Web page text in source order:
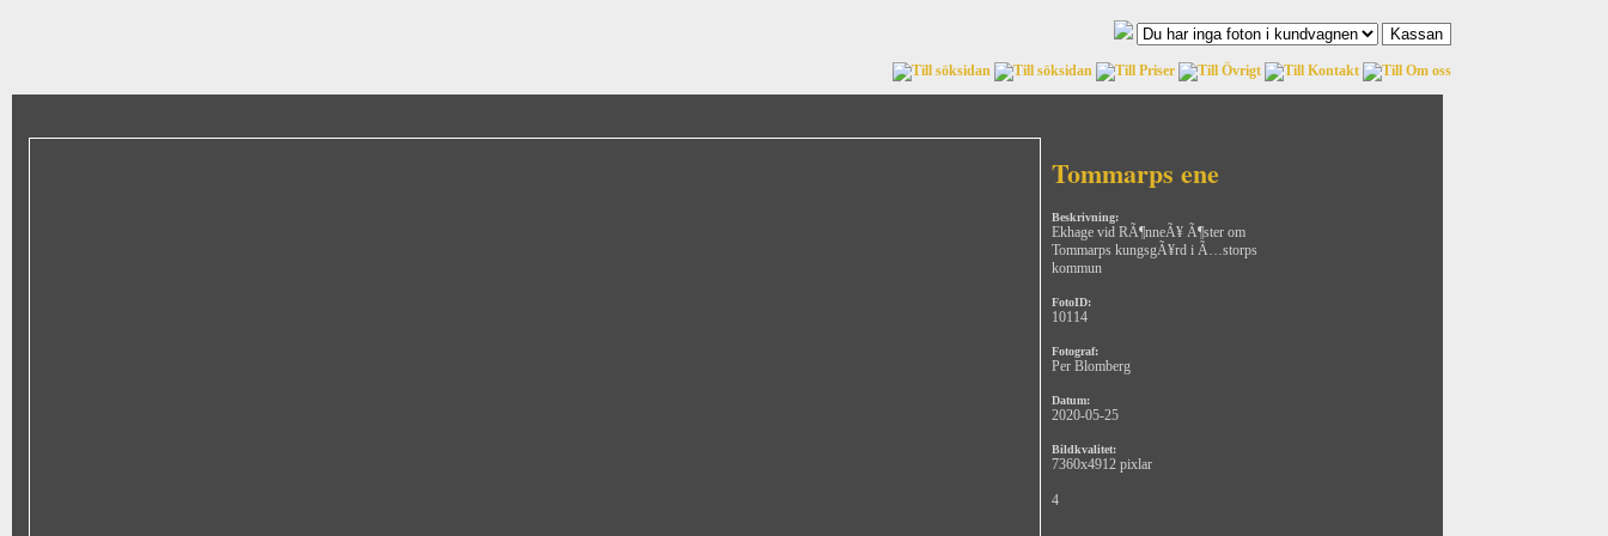
Tommarps ene
Beskrivning:
Ekhage vid RÃ¶nneÃ¥ Ã¶ster om
Tommarps kungsgÃ¥rd i Ã…storps
kommun
FotoID:
10114
Fotograf:
Per Blomberg
Datum:
2020-05-25
Bildkvalitet:
7360x4912 pixlar
4